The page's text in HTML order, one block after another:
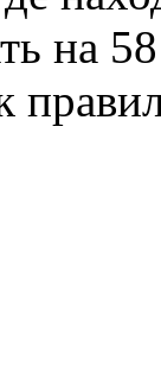
на